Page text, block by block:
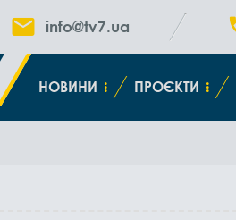
info@tv7.ua
НОВИНИ ПРОЄКТИ